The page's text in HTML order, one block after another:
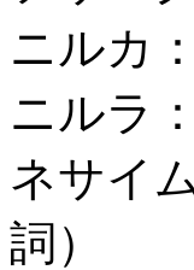
ニルカ：
ニルラ：
ネサイ
詞）